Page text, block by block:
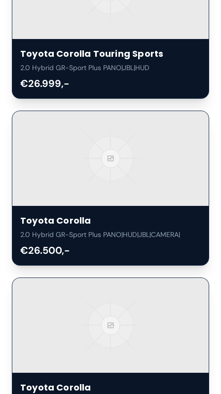
Toyota Corolla Touring Sports
2.0 Hybrid GR-Sport Plus PANO|JBL|HUD
€26.999,-
Toyota Corolla
2.0 Hybrid GR-Sport Plus PANO|HUD|JBL|CAMERA|
€26.500,-
Toyota Corolla